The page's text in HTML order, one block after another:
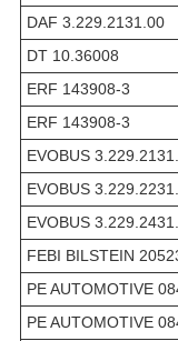
DAF 3.229.2131.00
DT 10.36008
ERF 143908-3
ERF 143908-3
EVOBUS
EVOBUS
EVOBUS
FEBI BILSTEIN
PE AUTOMOTIVE
PE AUTOMOTIVE